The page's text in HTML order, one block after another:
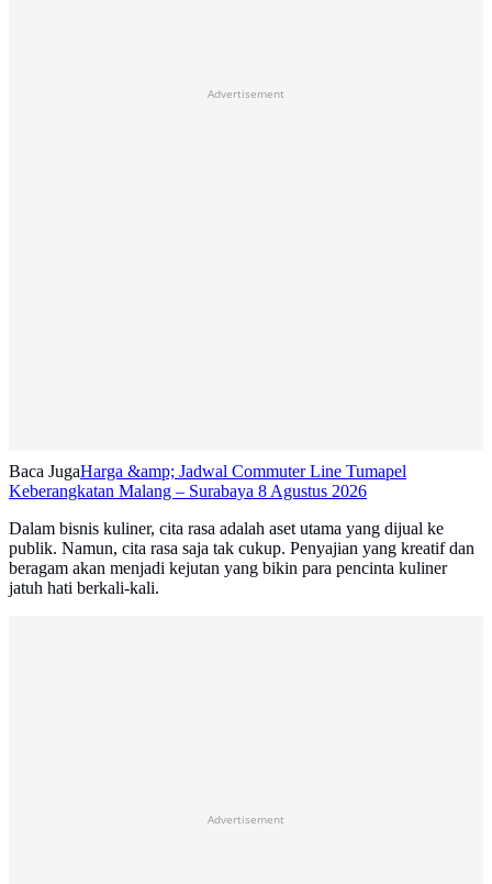
Advertisement
Baca JugaHarga &amp; Jadwal Commuter Line Tumapel
Keberangkatan Malang – Surabaya 8 Agustus 2026
Dalam bisnis kuliner, cita rasa adalah aset utama yang dijual ke
publik. Namun, cita rasa saja tak cukup. Penyajian yang kreatif dan
beragam akan menjadi kejutan yang bikin para pencinta kuliner
jatuh hati berkali-kali.
Advertisement